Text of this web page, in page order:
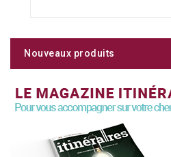
Nouveaux produits